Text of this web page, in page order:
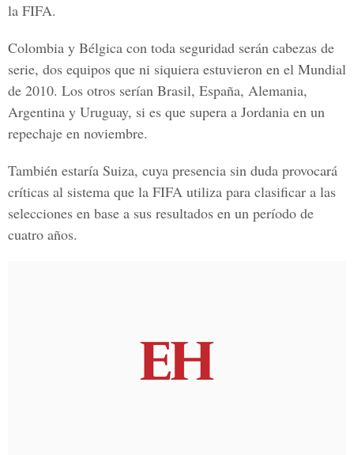
la FIFA.
Colombia y Bélgica con toda seguridad serán cabezas de
serie, dos equipos que ni siquiera estuvieron en el Mundial
de 2010. Los otros serían Brasil, España, Alemania,
Argentina y Uruguay, si es que supera a Jordania en un
repechaje en noviembre.
También estaría Suiza, cuya presencia sin duda provocará
críticas al sistema que la FIFA utiliza para clasificar a las
selecciones en base a sus resultados en un período de
cuatro años.